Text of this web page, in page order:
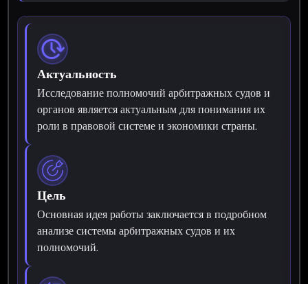
Актуальность
Исследование полномочий арбитражных судов и
органов является актуальным для понимания их
роли в правовой системе и экономики страны.
Цель
Основная идея работы заключается в подробном
анализе системы арбитражных судов и их
полномочий.